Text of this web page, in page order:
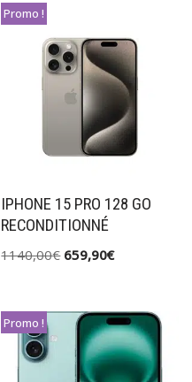
Promo !
IPHONE 15 PRO 128 GO
RECONDITIONNÉ
1140,00€ 659,90€
Promo !